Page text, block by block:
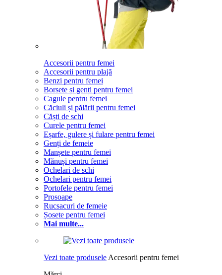
Accesorii pentru femei
Accesorii pentru plajă
Benzi pentru femei
Borsete și genți pentru femei
Cagule pentru femei
Căciuli și pălării pentru femei
Căști de schi
Curele pentru femei
Eșarfe, gulere și fulare pentru femei
Genți de femeie
Manșete pentru femei
Mănuși pentru femei
Ochelari de schi
Ochelari pentru femei
Portofele pentru femei
Prosoape
Rucsacuri de femeie
Șosete pentru femei
Mai multe...
Vezi toate produsele Accesorii pentru femei